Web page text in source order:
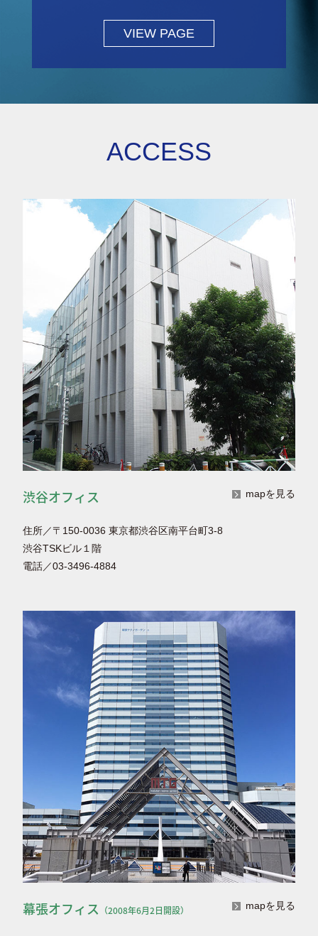
VIEW PAGE
ACCESS
渋谷オフィス mapを見る
住所／〒150-0036 東京都渋谷区南平台町3-8
渋谷TSKビル１階
電話／03-3496-4884
幕張オフィス （2008年6月2日開設） mapを見る